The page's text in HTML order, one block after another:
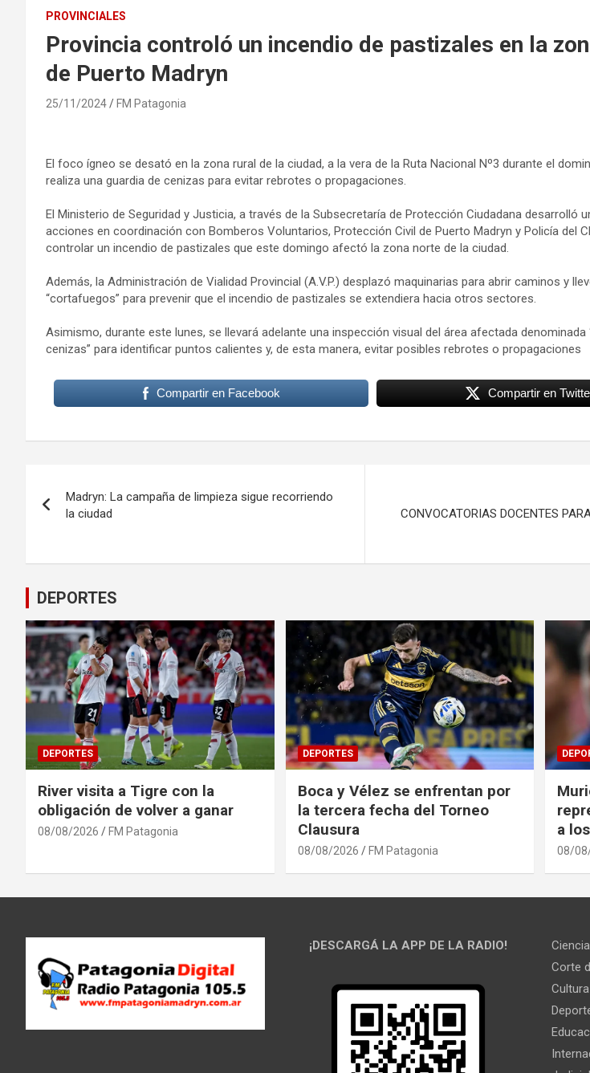
PROVINCIALES
Provincia controló un incendio de pastizales en la
de Puerto Madryn
25/11/2024 FM Patagonia
El foco ígneo se desató en la zona rural de la ciudad, a la vera de la Ruta Nacional Nº3 durante el
realiza una guardia de cenizas para evitar rebrotes o propagaciones.
El Ministerio de Seguridad y Justicia, a través de la Subsecretaría de Protección Ciudadana desarrolló
acciones en coordinación con Bomberos Voluntarios, Protección Civil de Puerto Madryn y Policía del
controlar un incendio de pastizales que este domingo afectó la zona norte de la ciudad.
Además, la Administración de Vialidad Provincial (A.V.P.) desplazó maquinarias para abrir caminos y
“cortafuegos” para prevenir que el incendio de pastizales se extendiera hacia otros sectores.
Asimismo, durante este lunes, se llevará adelante una inspección visual del área afectada denominada
cenizas” para identificar puntos calientes y, de esta manera, evitar posibles rebrotes o propagaciones
Compartir en Facebook Compartir en
de
Madryn: La campaña de limpieza sigue recorriendo
la ciudad
CONVOCATORIAS DOCENTES
DEPORTES
DEPORTES
River visita a Tigre con la
obligación de volver a ganar
08/08/2026 FM Patagonia
DEPORTES
Boca y Vélez se enfrentan por
la tercera fecha del Torneo
Clausura
08/08/2026 FM Patagonia
a
08/
¡DESCARGÁ LA APP DE LA RADIO!
Ciencia
Corte
Cultura